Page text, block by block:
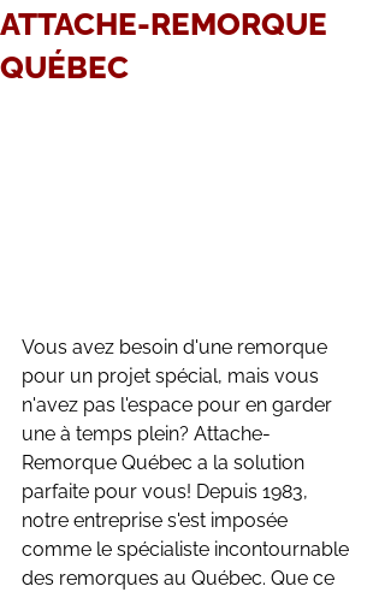
ATTACHE-REMORQUE
QUÉBEC
Vous avez besoin d'une remorque
pour un projet spécial, mais vous
n'avez pas l'espace pour en garder
une à temps plein? Attache-
Remorque Québec a la solution
parfaite pour vous! Depuis 1983,
notre entreprise s'est imposée
comme le spécialiste incontournable
des remorques au Québec. Que ce